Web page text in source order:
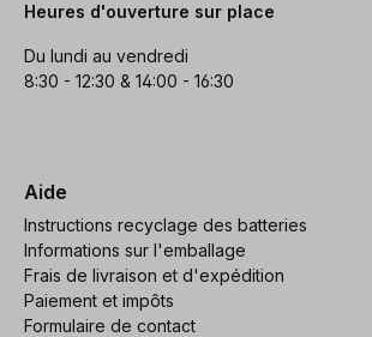
Heures d'ouverture sur place
Du lundi au vendredi
8:30 - 12:30 & 14:00 - 16:30
Aide
Instructions recyclage des batteries
Informations sur l'emballage
Frais de livraison et d'expédition
Paiement et impôts
Formulaire de contact